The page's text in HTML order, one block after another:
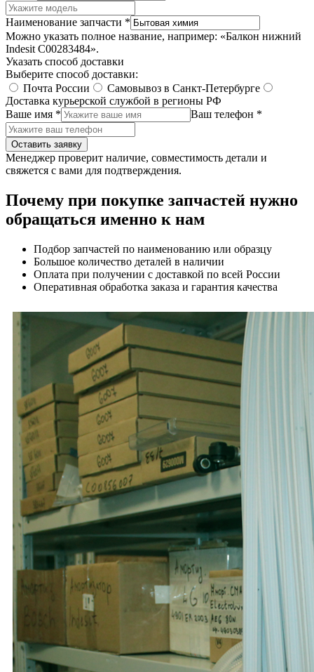
Наименование запчасти *
Можно указать полное название, например: «Балкон нижний
Indesit C00283484».
Указать способ доставки
Выберите способ доставки:
Почта России
Самовывоз в Санкт-Петербурге
Доставка курьерской службой в регионы РФ
Ваше имя *
Ваш телефон *
Оставить заявку
Менеджер проверит наличие, совместимость детали и
свяжется с вами для подтверждения.
Почему при покупке запчастей нужно
обращаться именно к нам
Подбор запчастей по наименованию или образцу
Большое количество деталей в наличии
Оплата при получении с доставкой по всей России
Оперативная обработка заказа и гарантия качества